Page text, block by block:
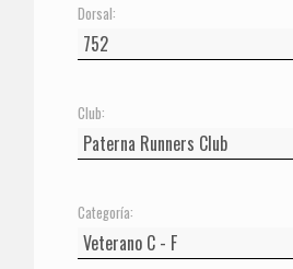
Dorsal:
Club:
Categoría: